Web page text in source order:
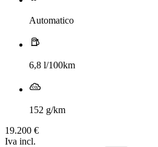
Automatico
6,8 l/100km
152 g/km
19.200 €
Iva incl.